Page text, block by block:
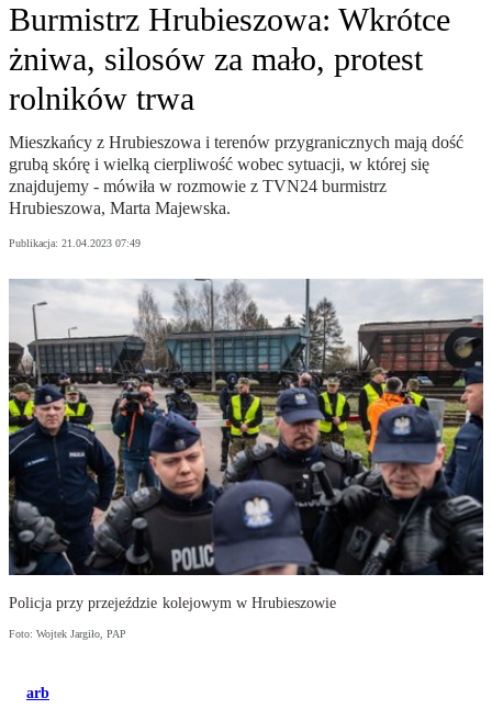
Burmistrz Hrubieszowa: Wkrótce
żniwa, silosów za mało, protest
rolników trwa
Mieszkańcy z Hrubieszowa i terenów przygranicznych mają dość
grubą skórę i wielką cierpliwość wobec sytuacji, w której się
znajdujemy - mówiła w rozmowie z TVN24 burmistrz
Hrubieszowa, Marta Majewska.
Publikacja: 21.04.2023 07:49
Policja przy przejeździe kolejowym w Hrubieszowie
Foto: Wojtek Jargiło, PAP
arb